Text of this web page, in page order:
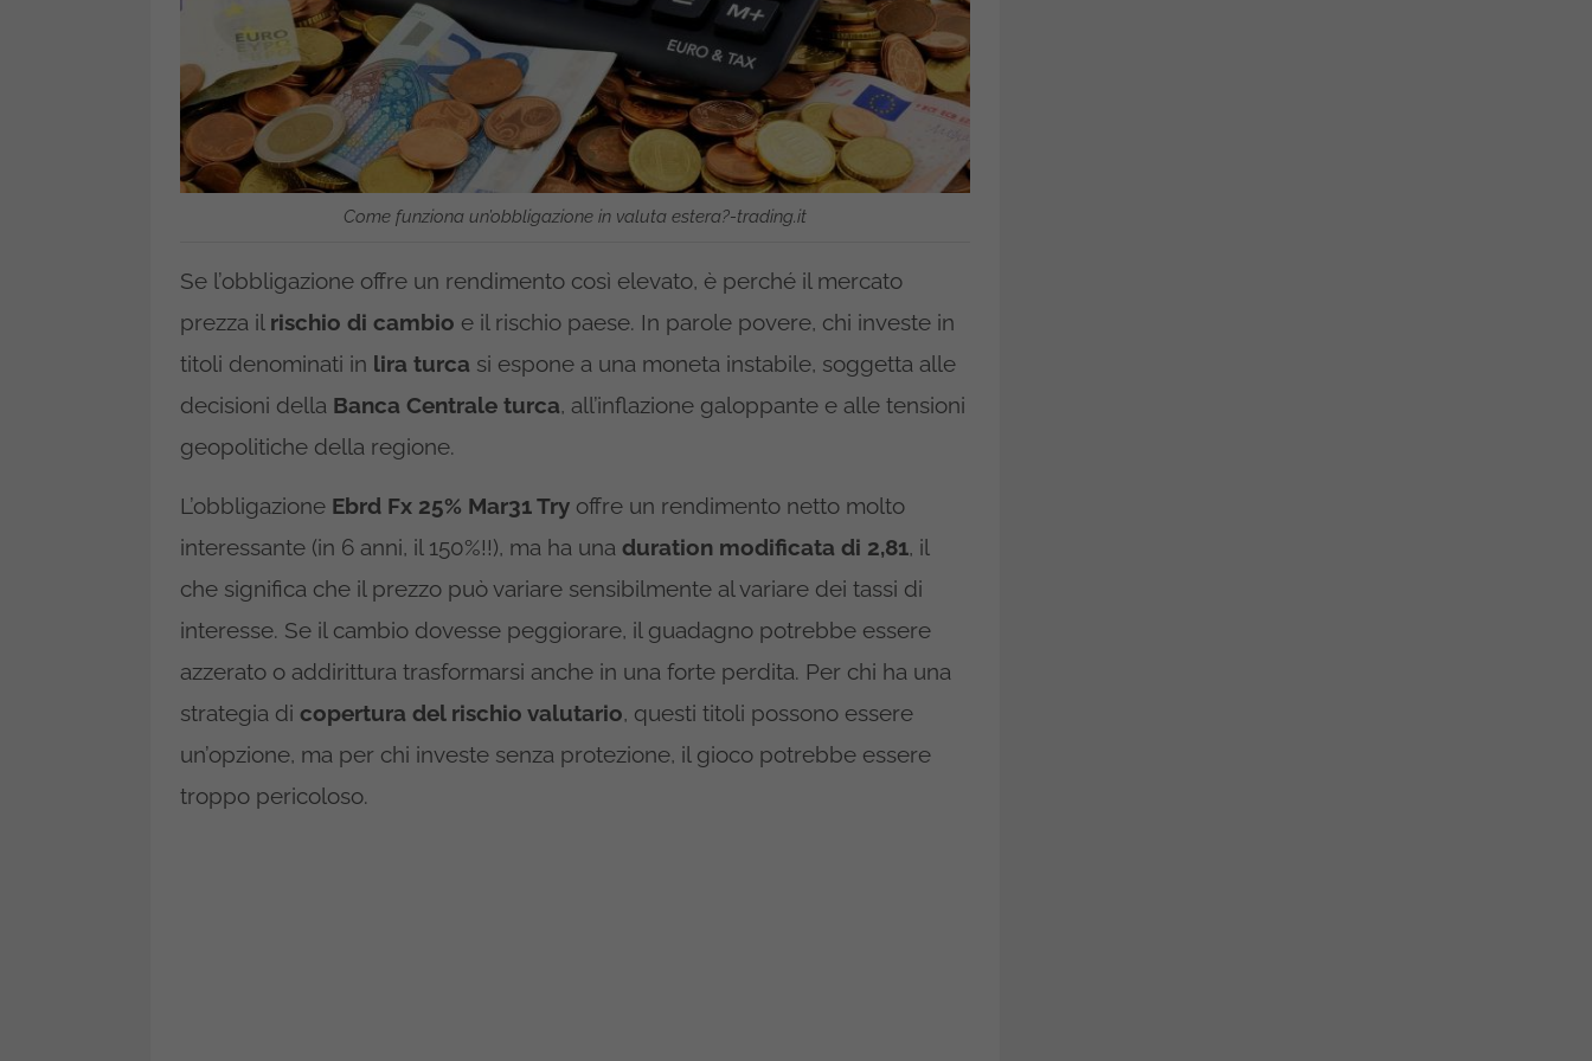
Come funziona un’obbligazione in valuta estera?-trading.it
Se l’obbligazione offre un rendimento così elevato, è perché il mercato
prezza il rischio di cambio e il rischio paese. In parole povere, chi investe in
titoli denominati in lira turca si espone a una moneta instabile, soggetta alle
decisioni della Banca Centrale turca, all’inflazione galoppante e alle tensioni
geopolitiche della regione.
L’obbligazione Ebrd Fx 25% Mar31 Try offre un rendimento netto molto
interessante (in 6 anni, il 150%!!), ma ha una duration modificata di 2,81, il
che significa che il prezzo può variare sensibilmente al variare dei tassi di
interesse. Se il cambio dovesse peggiorare, il guadagno potrebbe essere
azzerato o addirittura trasformarsi anche in una forte perdita. Per chi ha una
strategia di copertura del rischio valutario, questi titoli possono essere
un’opzione, ma per chi investe senza protezione, il gioco potrebbe essere
troppo pericoloso.